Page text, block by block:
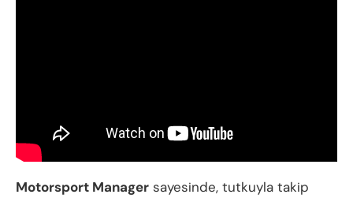
Motorsport Manager sayesinde, tutkuyla takip